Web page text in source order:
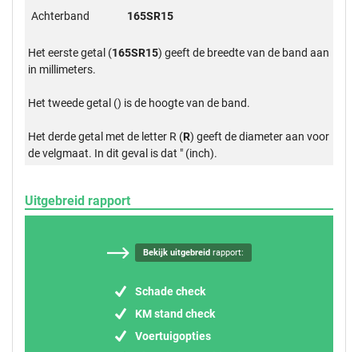
Achterband
165SR15
Het eerste getal (165SR15) geeft de breedte van de band aan
in millimeters.
Het tweede getal () is de hoogte van de band.
Het derde getal met de letter R (R) geeft de diameter aan voor
de velgmaat. In dit geval is dat " (inch).
Uitgebreid rapport
Bekijk uitgebreidrapport:
Schade check
KM stand check
Voertuigopties